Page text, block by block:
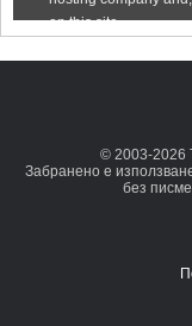
© 2003-2026
Забранено е
без